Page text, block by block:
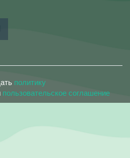
политику
пользовательское соглашение